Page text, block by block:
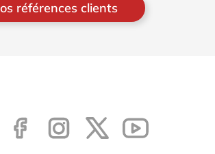
références clients